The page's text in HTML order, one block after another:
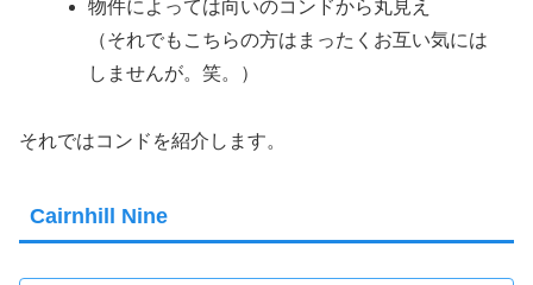
物件によっては向いのコンドから丸見え
（それでもこちらの方はまったくお互い気には
しませんが。笑。）
それではコンドを紹介します。
Cairnhill Nine